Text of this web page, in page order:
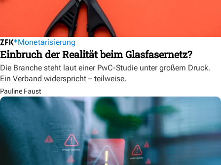
Monetarisierung
Einbruch der Realität beim Glasfasernetz?
Die Branche steht laut einer PwC-Studie unter großem Druck.
Ein Verband widerspricht – teilweise.
Pauline Faust